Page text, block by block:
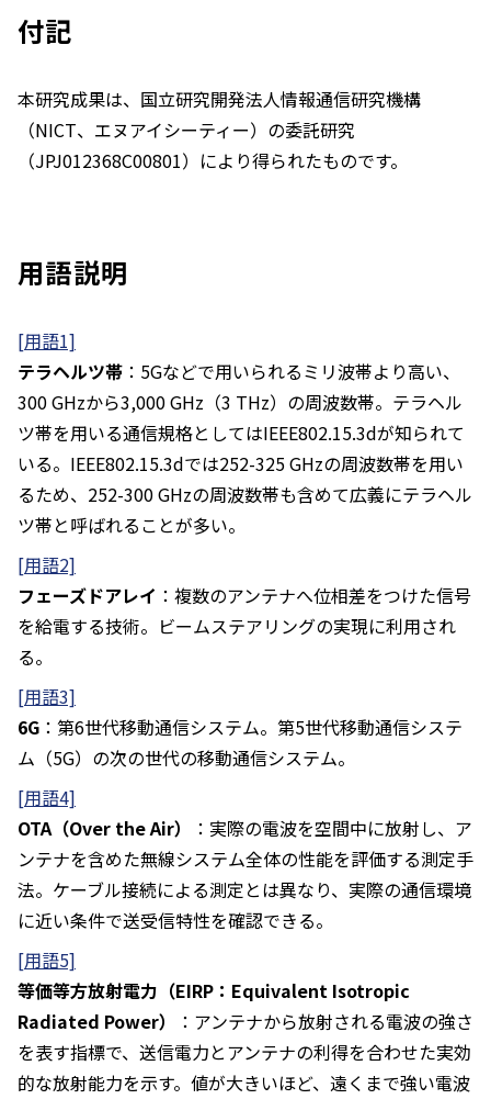
付記
本研究成果は、国立研究開発法人情報通信研究機構
（NICT、エヌアイシーティー）の委託研究
（JPJ012368C00801）により得られたものです。
用語説明
[用語1]
テラヘルツ帯 ：5Gなどで用いられるミリ波帯より高い、
300 GHzから3,000 GHz（3 THz）の周波数帯。テラヘル
ツ帯を用いる通信規格としてはIEEE802.15.3dが知られて
いる。IEEE802.15.3dでは252-325 GHzの周波数帯を用い
るため、252-300 GHzの周波数帯も含めて広義にテラヘル
ツ帯と呼ばれることが多い。
[用語2]
フェーズドアレイ ：複数のアンテナへ位相差をつけた信号
を給電する技術。ビームステアリングの実現に利用され
る。
[用語3]
6G ：第6世代移動通信システム。第5世代移動通信システ
ム（5G）の次の世代の移動通信システム。
[用語4]
OTA（Over the Air）
：実際の電波を空間中に放射し、ア
ンテナを含めた無線システム全体の性能を評価する測定手
法。ケーブル接続による測定とは異なり、実際の通信環境
に近い条件で送受信特性を確認できる。
[用語5]
等価等方放射電力（EIRP：Equivalent Isotropic
Radiated Power）
：アンテナから放射される電波の強さ
を表す指標で、送信電力とアンテナの利得を合わせた実効
的な放射能力を示す。値が大きいほど、遠くまで強い電波